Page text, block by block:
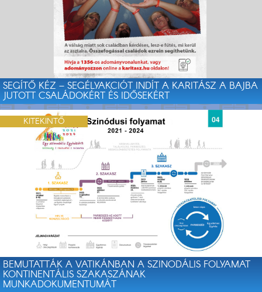
SEGÍTŐ KÉZ – SEGÉLYAKCIÓT INDÍT A KARITÁSZ A BAJBA
JUTOTT CSALÁDOKÉRT ÉS IDŐSEKÉRT
BEMUTATTÁK A VATIKÁNBAN A SZINODÁLIS FOLYAMAT
KONTINENTÁLIS SZAKASZÁNAK
MUNKADOKUMENTUMÁT
KITEKINTŐ